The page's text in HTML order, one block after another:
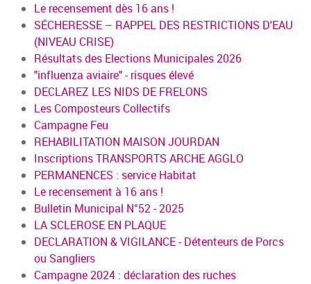
Le recensement dès 16 ans !
SÉCHERESSE – RAPPEL DES RESTRICTIONS D'EAU
(NIVEAU CRISE)
Résultats des Elections Municipales 2026
"influenza aviaire" - risques élevé
DECLAREZ LES NIDS DE FRELONS
Les Composteurs Collectifs
Campagne Feu
REHABILITATION MAISON JOURDAN
Inscriptions TRANSPORTS ARCHE AGGLO
PERMANENCES : service Habitat
Le recensement à 16 ans !
Bulletin Municipal N°52 - 2025
LA SCLEROSE EN PLAQUE
DECLARATION & VIGILANCE - Détenteurs de Porcs
ou Sangliers
Campagne 2024 : déclaration des ruches